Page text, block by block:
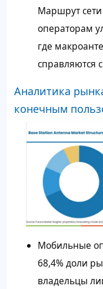
Маршрут
операторам
где
справляются
Аналитика
конечным
Мобильные
68,4% доли
владельцы